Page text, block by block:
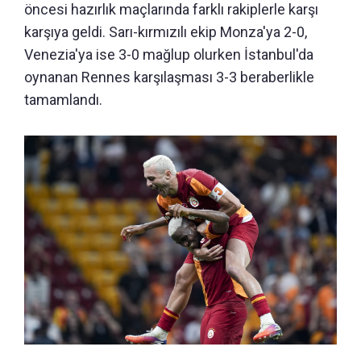
öncesi hazırlık maçlarında farklı rakiplerle karşı
karşıya geldi. Sarı-kırmızılı ekip Monza'ya 2-0,
Venezia'ya ise 3-0 mağlup olurken İstanbul'da
oynanan Rennes karşılaşması 3-3 beraberlikle
tamamlandı.